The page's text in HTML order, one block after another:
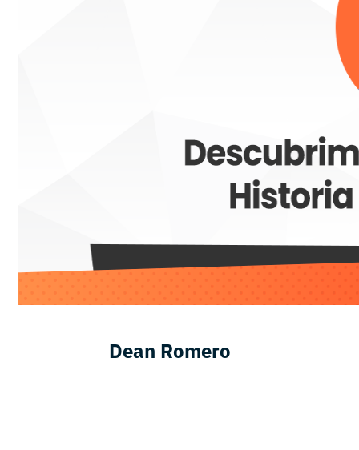
Dean Romero